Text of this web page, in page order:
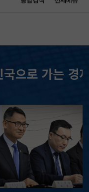
는 경제大도약
6258.77 37.61(하락)
3.746 0.004(상승)
13.2000(하락)
6258.77 37.61(하락)
798.81 2.86(하락)